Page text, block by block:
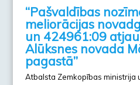
“Pašvaldības
meliorācijas
un 424961:09
Alūksnes novada
pagastā”
Atbalsta Zemkopības ministrija